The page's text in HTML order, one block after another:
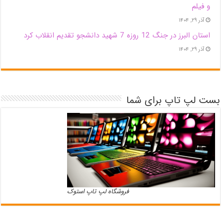
و فیلم
آذر ۲۹, ۱۴۰۴
استان البرز در جنگ 12 روزه 7 شهید دانشجو تقدیم انقلاب کرد
آذر ۲۹, ۱۴۰۴
بست لپ تاپ برای شما
فروشگاه لپ تاپ استوک